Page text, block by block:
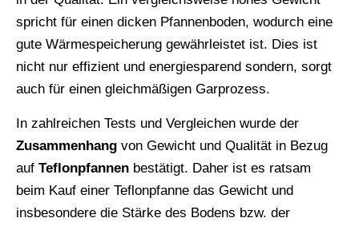
spricht für einen dicken Pfannenboden, wodurch eine
gute Wärmespeicherung gewährleistet ist. Dies ist
nicht nur effizient und energiesparend sondern, sorgt
auch für einen gleichmäßigen Garprozess.
In zahlreichen Tests und Vergleichen wurde der
Zusammenhang von Gewicht und Qualität in Bezug
auf Teflonpfannen bestätigt. Daher ist es ratsam
beim Kauf einer Teflonpfanne das Gewicht und
insbesondere die Stärke des Bodens bzw. der